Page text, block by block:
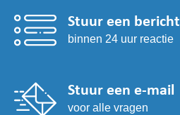
Stuur een bericht
binnen 24 uur reactie
Stuur een e-mail
voor alle vragen